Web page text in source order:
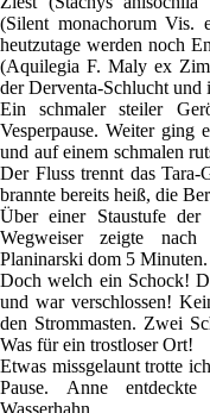
(Silent monachorum Vis.
heutzutage werden noch
(Aquilegia F. Maly ex
der Derventa-Schlucht
Ein schmaler steiler
Vesperpause. Weiter ging
und auf einem schmalen
Der Fluss trennt das
brannte bereits heiß, die
Über einer Staustufe
Wegweiser zeigte
Planinarski dom 5 Minuten.
Doch welch ein Schock!
und war verschlossen!
den Strommasten. Zwei
Was für ein trostloser Ort!
Etwas missgelaunt trotte
Pause. Anne
Wasserhahn.